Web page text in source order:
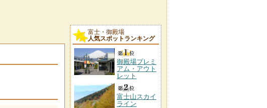
富士・御殿場
人気スポットランキング
御殿場プレミ
アム・アウト
レット
富士山スカイ
ライン